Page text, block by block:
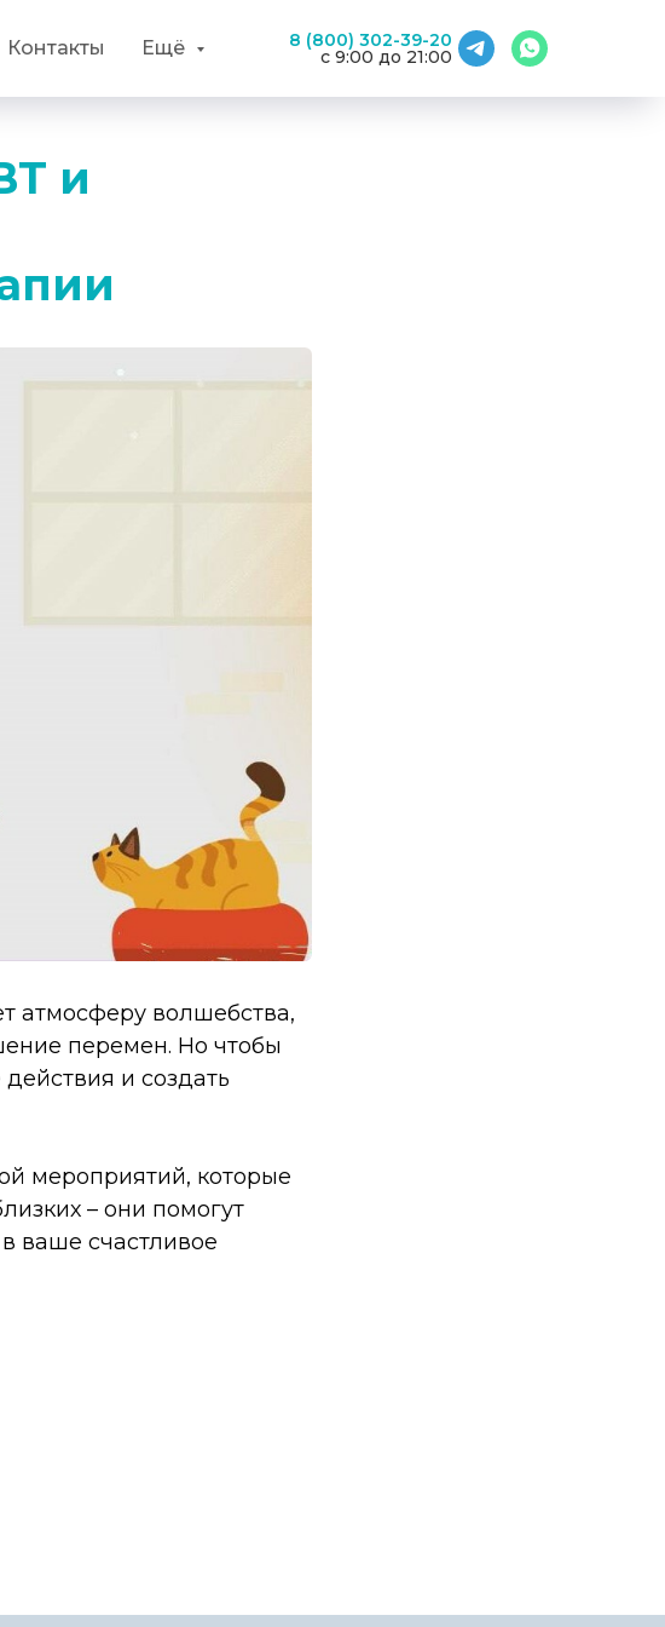
Контакты Ещё 8 (800) 302-39-20
с 9:00 до 21:00
и
атмосферу волшебства,
перемен. Но чтобы
и создать
мероприятий, которые
– они помогут
ваше счастливое